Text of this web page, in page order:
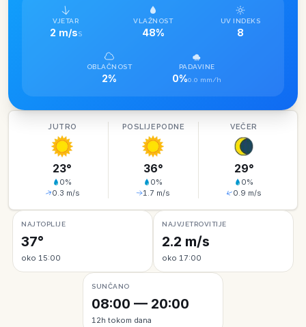
VJETAR
2 m/sS
VLAŽNOST
48%
UV INDEKS
8
OBLAČNOST
2%
PADAVINE
0%0.0 mm/h
JUTRO
23°
0%
0.3 m/s
POSLIJEPODNE
36°
0%
1.7 m/s
VEČER
29°
0%
0.9 m/s
NAJTOPLIJE
37°
oko 15:00
NAJVJETROVITIJE
2.2 m/s
oko 17:00
SUNČANO
08:00 — 20:00
12h tokom dana